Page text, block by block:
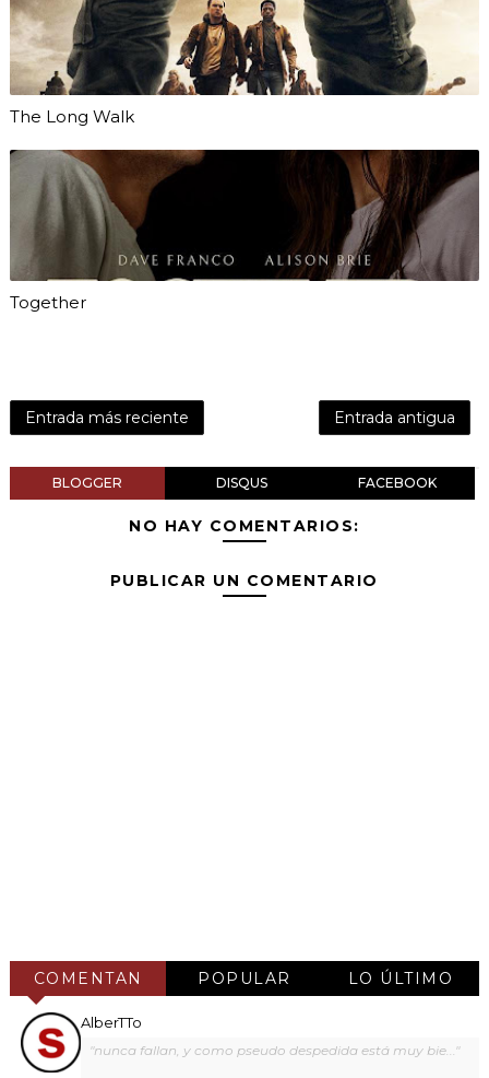
The Long Walk
Together
Entrada más reciente Entrada antigua
BLOGGER DISQUS FACEBOOK
NO HAY COMENTARIOS:
PUBLICAR UN COMENTARIO
COMENTAN POPULAR LO ÚLTIMO
AlberTTo
"nunca fallan, y como pseudo despedida está muy bie..."